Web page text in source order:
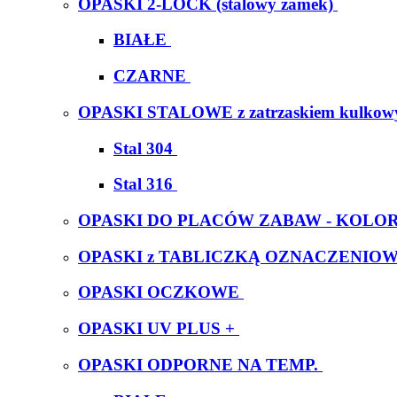
BIAŁE
CZARNE
OPASKI STALOWE z zatrzaskiem
Stal 304
Stal 316
OPASKI DO PLACÓW ZABAW -
OPASKI z TABLICZKĄ
OPASKI OCZKOWE
OPASKI UV PLUS +
OPASKI ODPORNE NA TEMP.